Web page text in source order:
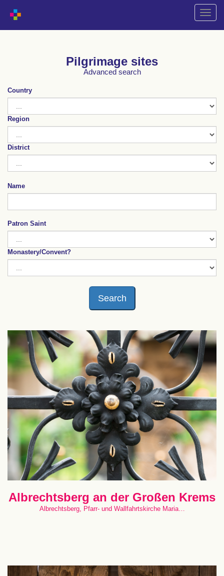
Shift
Pilgrimage sites
Advanced search
Country
Region
District
Name
Patron Saint
Monastery/Convent?
Albrechtsberg an der Großen Krems
Albrechtsberg, Pfarr- und Wallfahrtskirche Maria…